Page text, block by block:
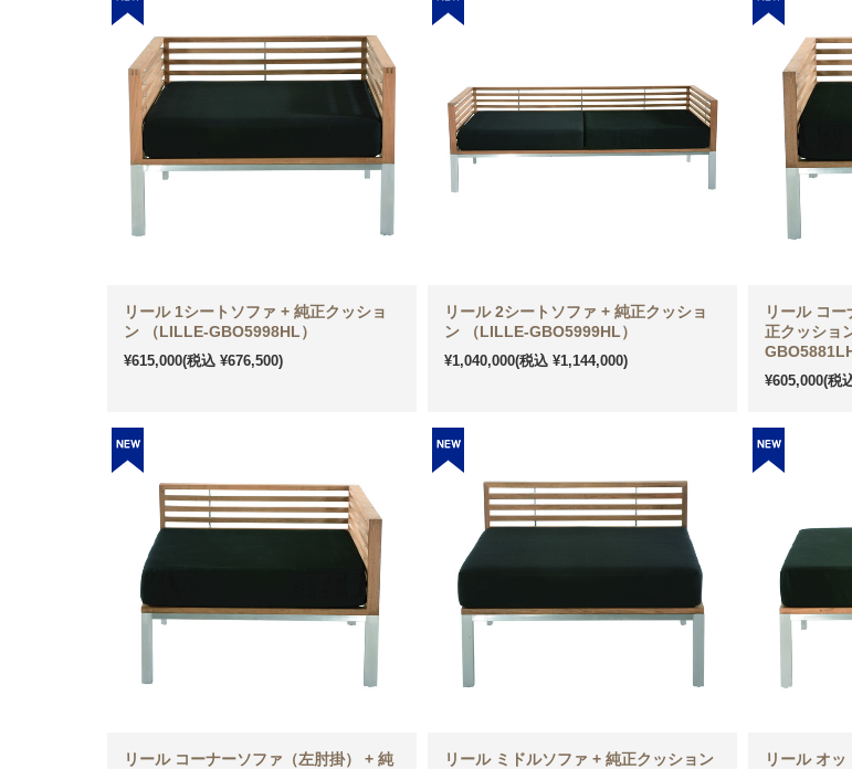
リール 1シートソファ + 純正クッショ
ン （LILLE-GBO5998HL）
¥615,000(税込 ¥676,500)
リール 2シートソファ + 純正クッショ
ン （LILLE-GBO5999HL）
¥1,040,000(税込 ¥1,144,000)
リール コ
正クッショ
¥605,000(税
リール コーナーソファ（左肘掛） + 純
リール ミドルソファ + 純正クッション
リール オ